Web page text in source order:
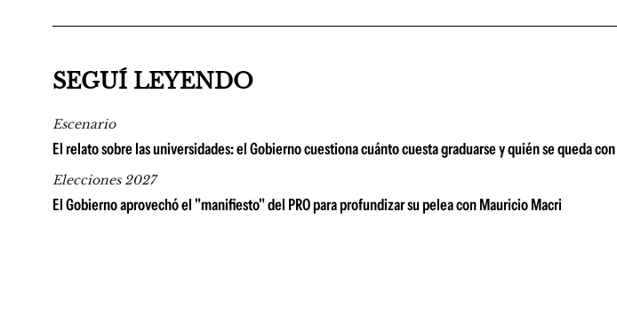
SEGUÍ LEYENDO
Escenario
El relato sobre las universidades: el Gobierno cuestiona cuánto cuesta graduarse y quién se queda
Elecciones 2027
El Gobierno aprovechó el "manifiesto" del PRO para profundizar su pelea con Mauricio Macri